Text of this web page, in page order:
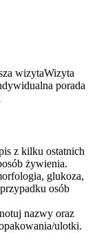
wizytaWizyta
porada
z kilku ostatnich
żywienia.
glukoza,
osób
nazwy oraz
ulotki.